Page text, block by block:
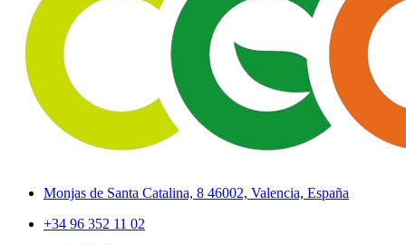
Monjas de Santa Catalina, 8 46002, Valencia, España
+34 96 352 11 02